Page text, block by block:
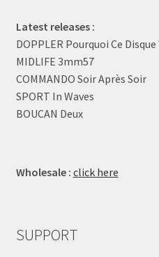
Latest releases :
DOPPLER Pourquoi Ce Disque
MIDLIFE 3mm57
COMMANDO Soir Après Soir
SPORT In Waves
BOUCAN Deux
Wholesale : click here
SUPPORT